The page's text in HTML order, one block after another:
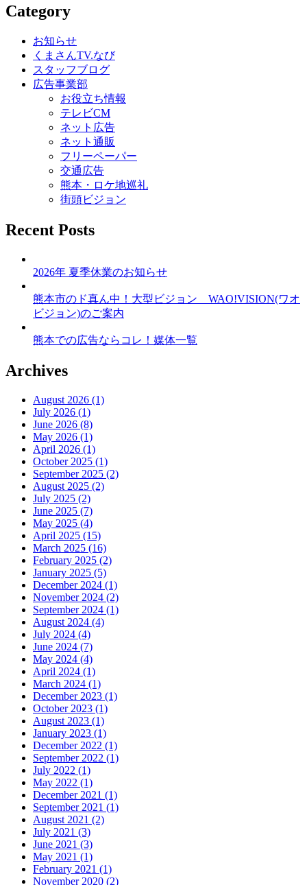
ナ
Category
お知らせ
くまさんTV.なび
スタッフブログ
広告事業部
お役立ち情報
テレビCM
ネット広告
ネット通販
フリーペーパー
交通広告
熊本・ロケ地巡礼
街頭ビジョン
Recent Posts
2026年 夏季休業のお知らせ
熊本市のド真ん中！大型ビジョン WAO!VISION(ワオ
ビジョン)のご案内
熊本での広告ならコレ！媒体一覧
Archives
August 2026 (1)
July 2026 (1)
June 2026 (8)
May 2026 (1)
April 2026 (1)
October 2025 (1)
September 2025 (2)
August 2025 (2)
July 2025 (2)
June 2025 (7)
May 2025 (4)
April 2025 (15)
March 2025 (16)
February 2025 (2)
January 2025 (5)
December 2024 (1)
November 2024 (2)
September 2024 (1)
August 2024 (4)
July 2024 (4)
June 2024 (7)
May 2024 (4)
April 2024 (1)
March 2024 (1)
December 2023 (1)
October 2023 (1)
August 2023 (1)
January 2023 (1)
December 2022 (1)
September 2022 (1)
July 2022 (1)
May 2022 (1)
December 2021 (1)
September 2021 (1)
August 2021 (2)
July 2021 (3)
June 2021 (3)
May 2021 (1)
February 2021 (1)
November 2020 (2)